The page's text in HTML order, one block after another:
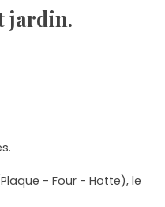
jardin.
- Four - Hotte), le